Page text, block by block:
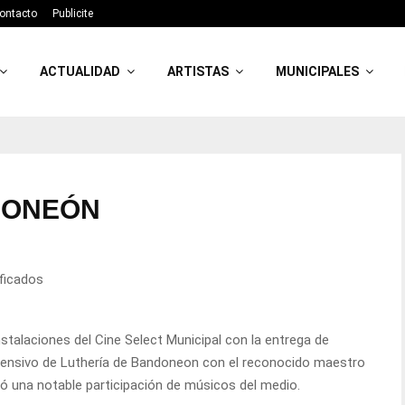
Publicite
ACTUALIDAD ARTISTAS MUNICIPALES
del Cine Select Municipal con la entrega de
de Luthería de Bandoneon con el reconocido maestro
una notable participación de músicos del medio.